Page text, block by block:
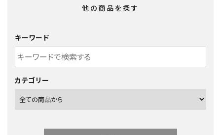
他の商品を探す
キーワード
カテゴリー